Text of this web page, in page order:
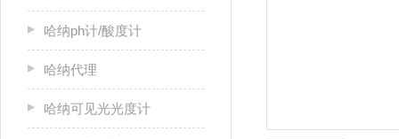
哈纳ph计/酸度计
哈纳代理
哈纳可见光光度计